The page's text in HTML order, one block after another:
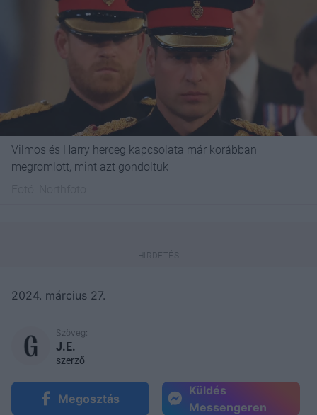
Vilmos és Harry herceg kapcsolata már korábban
megromlott, mint azt gondoltuk
2024. március 27.
Szöveg:
J.E.
szerző
Megosztás
Küldés
Messengeren